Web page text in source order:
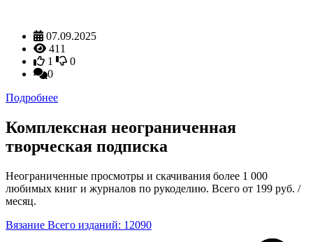
07.09.2025
411
1
0
0
Подробнее
Комплексная неограниченная
творческая подписка
Неограниченные просмотры и скачивания более 1 000
любимых книг и журналов по рукоделию. Всего от 199 руб. /
месяц.
Вязание Всего изданий: 12090